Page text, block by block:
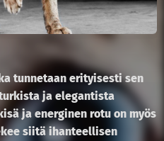
tunnetaan erityisesti sen
ja elegantista
ja energinen rotu on myös
siitä ihanteellisen